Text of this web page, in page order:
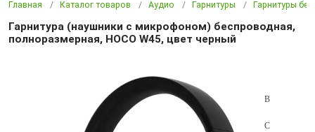
Главная Каталог товаров Аудио Гарнитуры Гарнитуры
Гарнитура (наушники с микрофоном) беспроводная,
полноразмерная, HOCO W45, цвет черный